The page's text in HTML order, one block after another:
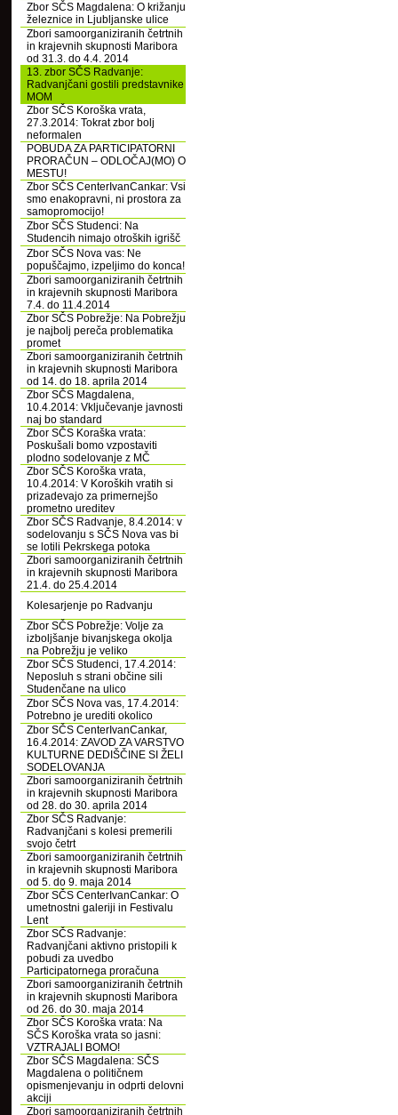
Zbor SČS Magdalena: O križanju
železnice in Ljubljanske ulice
Zbori samoorganiziranih četrtnih
in krajevnih skupnosti Maribora
od 31.3. do 4.4. 2014
13. zbor SČS Radvanje:
Radvanjčani gostili predstavnike
MOM
Zbor SČS Koroška vrata,
27.3.2014: Tokrat zbor bolj
neformalen
POBUDA ZA PARTICIPATORNI
PRORAČUN – ODLOČAJ(MO) O
MESTU!
Zbor SČS CenterIvanCankar: Vsi
smo enakopravni, ni prostora za
samopromocijo!
Zbor SČS Studenci: Na
Studencih nimajo otroških igrišč
Zbor SČS Nova vas: Ne
popuščajmo, izpeljimo do konca!
Zbori samoorganiziranih četrtnih
in krajevnih skupnosti Maribora
7.4. do 11.4.2014
Zbor SČS Pobrežje: Na Pobrežju
je najbolj pereča problematika
promet
Zbori samoorganiziranih četrtnih
in krajevnih skupnosti Maribora
od 14. do 18. aprila 2014
Zbor SČS Magdalena,
10.4.2014: Vključevanje javnosti
naj bo standard
Zbor SČS Koraška vrata:
Poskušali bomo vzpostaviti
plodno sodelovanje z MČ
Zbor SČS Koroška vrata,
10.4.2014: V Koroških vratih si
prizadevajo za primernejšo
prometno ureditev
Zbor SČS Radvanje, 8.4.2014: v
sodelovanju s SČS Nova vas bi
se lotili Pekrskega potoka
Zbori samoorganiziranih četrtnih
in krajevnih skupnosti Maribora
21.4. do 25.4.2014
Kolesarjenje po Radvanju
Zbor SČS Pobrežje: Volje za
izboljšanje bivanjskega okolja
na Pobrežju je veliko
Zbor SČS Studenci, 17.4.2014:
Neposluh s strani občine sili
Studenčane na ulico
Zbor SČS Nova vas, 17.4.2014:
Potrebno je urediti okolico
Zbor SČS CenterIvanCankar,
16.4.2014: ZAVOD ZA VARSTVO
KULTURNE DEDIŠČINE SI ŽELI
SODELOVANJA
Zbori samoorganiziranih četrtnih
in krajevnih skupnosti Maribora
od 28. do 30. aprila 2014
Zbor SČS Radvanje:
Radvanjčani s kolesi premerili
svojo četrt
Zbori samoorganiziranih četrtnih
in krajevnih skupnosti Maribora
od 5. do 9. maja 2014
Zbor SČS CenterIvanCankar: O
umetnostni galeriji in Festivalu
Lent
Zbor SČS Radvanje:
Radvanjčani aktivno pristopili k
pobudi za uvedbo
Participatornega proračuna
Zbori samoorganiziranih četrtnih
in krajevnih skupnosti Maribora
od 26. do 30. maja 2014
Zbor SČS Koroška vrata: Na
SČS Koroška vrata so jasni:
VZTRAJALI BOMO!
Zbor SČS Magdalena: SČS
Magdalena o političnem
opismenjevanju in odprti delovni
akciji
Zbori samoorganiziranih četrtnih